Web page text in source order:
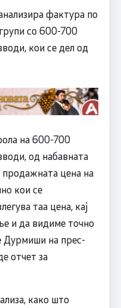
фактура по
со 600-700
кои се дел од
на 600-700
од набавната
цена на
кои се
таа цена, кај
и да видиме точно
Дурмиши на прес-
отчет за
како што